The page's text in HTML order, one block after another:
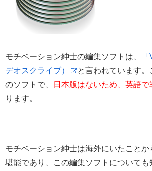
モチベーション紳士の編集ソフトは、
デオスクライブ）
と言われています
のソフトで、
日本版はないため、英語
ります。
モチベーション紳士は海外にいたこと
堪能であり、この編集ソフトについても